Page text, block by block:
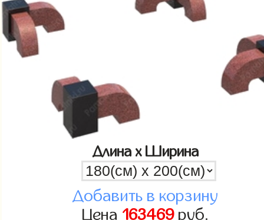
Длина x Ширина
Добавить в корзину
Цена 163469руб.